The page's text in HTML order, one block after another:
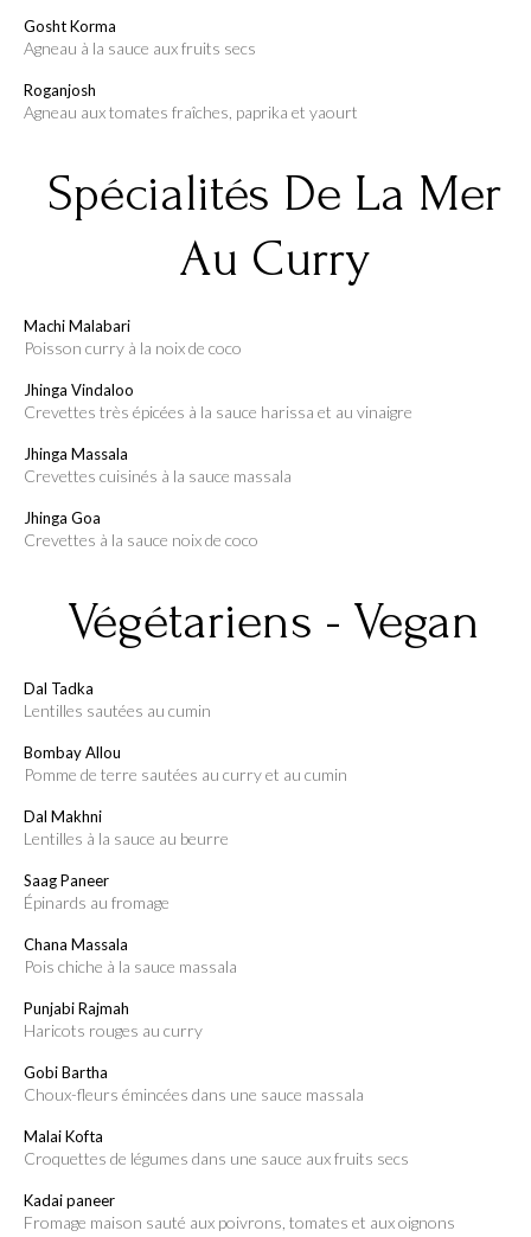
Gosht Korma
agneau à la sauce aux fruits secs
Roganjosh
agneau aux tomates fraîches, paprika et yaourt
Spécialités De La Mer
Au Curry
Machi Malabari
poisson curry à la noix de coco
Jhinga Vindaloo
crevettes très épicées à la sauce harissa et au vinaigre
Jhinga Massala
Crevettes cuisinés à la sauce massala
Jhinga Goa
crevettes à la sauce noix de coco
Végétariens - Vegan
Dal Tadka
lentilles sautées au cumin
Bombay Allou
pomme de terre sautées au curry et au cumin
Dal Makhni
lentilles à la sauce au beurre
Saag Paneer
épinards au fromage
Chana Massala
pois chiche à la sauce massala
Punjabi Rajmah
haricots rouges au curry
Gobi Bartha
choux-fleurs émincées dans une sauce massala
Malai Kofta
croquettes de légumes dans une sauce aux fruits secs
Kadai paneer
fromage maison sauté aux poivrons, tomates et aux oignons